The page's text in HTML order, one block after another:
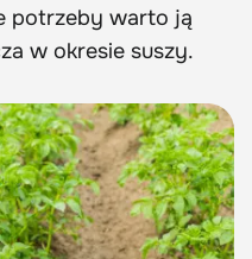
potrzeby warto ją
w okresie suszy.